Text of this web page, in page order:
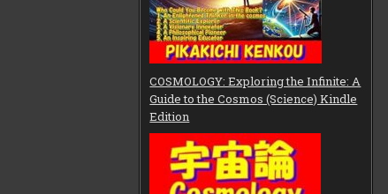
COSMOLOGY: Exploring the Infinite: A
Guide to the Cosmos (Science) Kindle
Edition